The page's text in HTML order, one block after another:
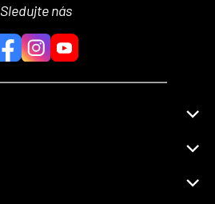
Sledujte nás